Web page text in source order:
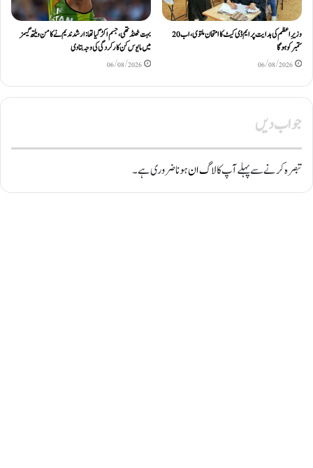
وزیرِ اعظم کی ہدایت پر ایم ڈی کیٹ کا امتحان ملتوی، اب 20
ستمبر کو ہوگا
06/08/2026
بہت ٹھنڈ تھی، جسم اکڑ گیا تھا: ارشد ندیم نے کامن ویلتھ گیمز
میں مایوس کن کارکردگی کی وجہ بتادی
06/08/2026
جواب دیں
تبصرہ کرنے سے پہلے آپ کالاگ انہونا ضروری ہے۔